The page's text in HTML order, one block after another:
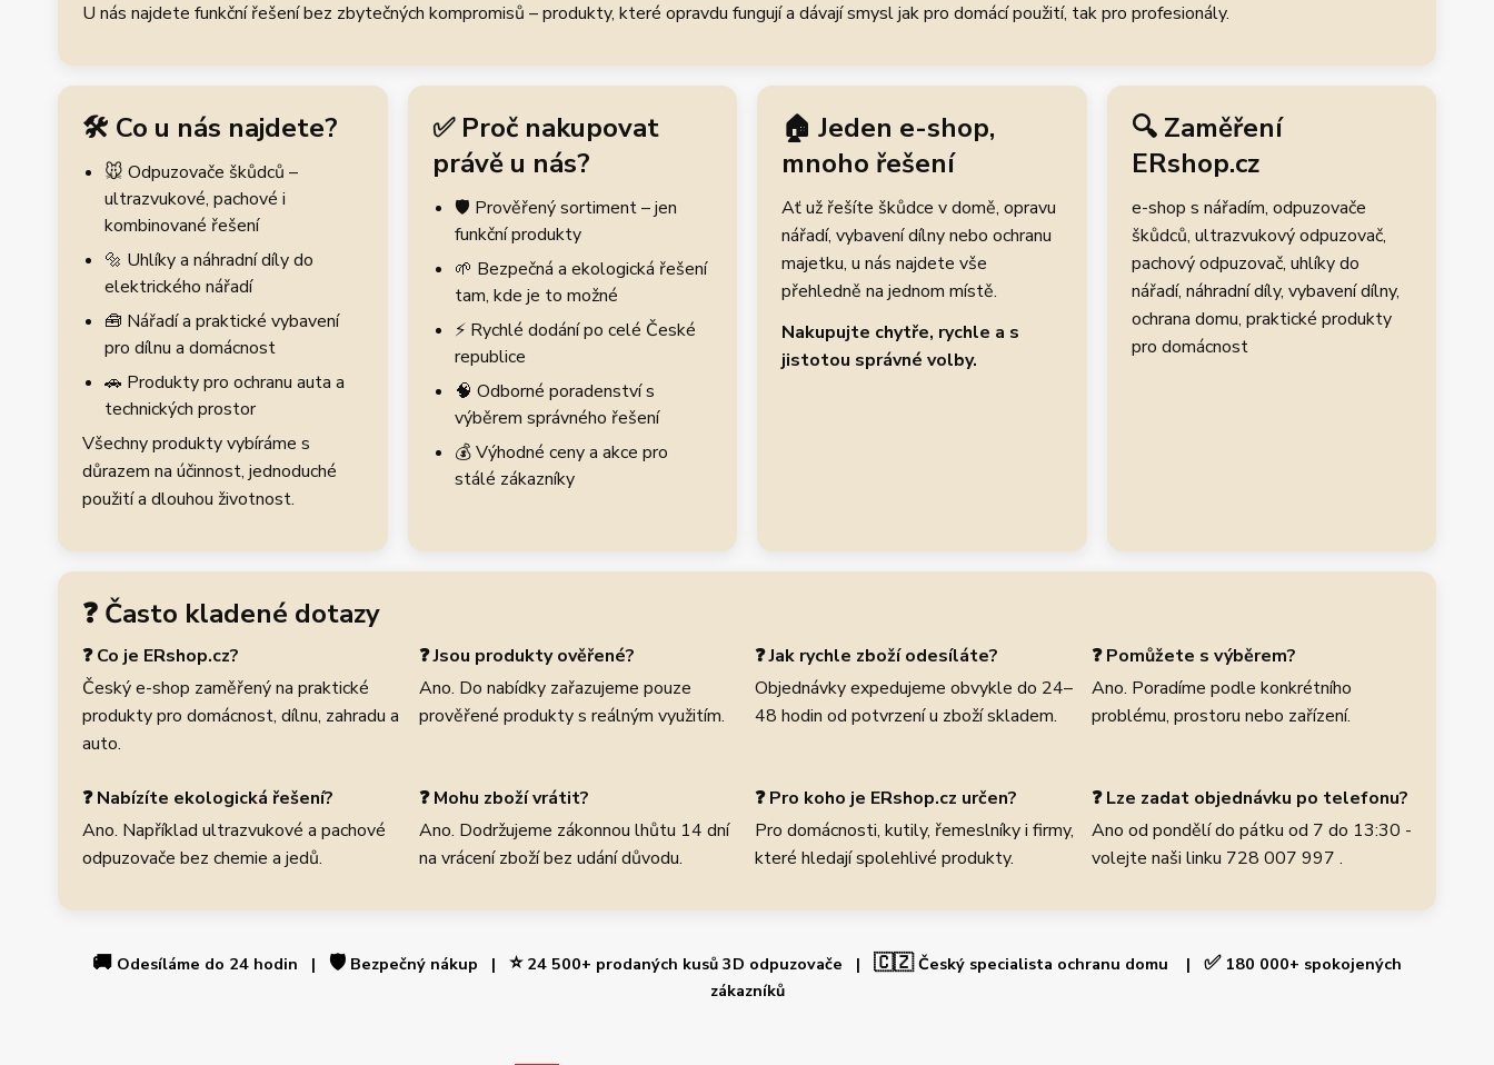
U nás najdete funkční řešení bez zbytečných kompromisů – produkty, které opravdu fungují a dávají smysl jak pro domácí použití, tak pro profesionály.
🛠️ Co u nás najdete?
🐭 Odpuzovače škůdců –
ultrazvukové, pachové i
kombinované řešení
🔩 Uhlíky a náhradní díly do
elektrického nářadí
🧰 Nářadí a praktické vybavení
pro dílnu a domácnost
🚗 Produkty pro ochranu auta a
technických prostor
Všechny produkty vybíráme s
důrazem na účinnost, jednoduché
použití a dlouhou životnost.
✅ Proč nakupovat
právě u nás?
🛡️ Prověřený sortiment – jen
funkční produkty
🌱 Bezpečná a ekologická řešení
tam, kde je to možné
⚡ Rychlé dodání po celé České
republice
🧠 Odborné poradenství s
výběrem správného řešení
💰 Výhodné ceny a akce pro
stálé zákazníky
🏠 Jeden e-shop,
mnoho řešení
Ať už řešíte škůdce v domě, opravu
nářadí, vybavení dílny nebo ochranu
majetku, u nás najdete vše
přehledně na jednom místě.
Nakupujte chytře, rychle a s
jistotou správné volby.
🔍 Zaměření
ERshop.cz
e-shop s nářadím, odpuzovače
škůdců, ultrazvukový odpuzovač,
pachový odpuzovač, uhlíky do
nářadí, náhradní díly, vybavení dílny,
ochrana domu, praktické produkty
pro domácnost
❓ Často kladené dotazy
❓ Co je ERshop.cz?
Český e-shop zaměřený na praktické
produkty pro domácnost, dílnu, zahradu a
auto.
❓ Jsou produkty ověřené?
Ano. Do nabídky zařazujeme pouze
prověřené produkty s reálným využitím.
❓ Jak rychle zboží odesíláte?
Objednávky expedujeme obvykle do 24–
48 hodin od potvrzení u zboží skladem.
❓ Pomůžete s výběrem?
Ano. Poradíme podle konkrétního
problému, prostoru nebo zařízení.
❓ Nabízíte ekologická řešení?
Ano. Například ultrazvukové a pachové
odpuzovače bez chemie a jedů.
❓ Mohu zboží vrátit?
Ano. Dodržujeme zákonnou lhůtu 14 dní
na vrácení zboží bez udání důvodu.
❓ Pro koho je ERshop.cz určen?
Pro domácnosti, kutily, řemeslníky i firmy,
které hledají spolehlivé produkty.
❓ Lze zadat objednávku po telefonu?
Ano od pondělí do pátku od 7 do 13:30 -
volejte naši linku 728 007 997 .
🚚 Odesíláme do 24 hodin | 🛡️ Bezpečný nákup | ⭐24 500+ prodaných kusů 3D odpuzovače | 🇨🇿Český specialista ochranu domu | ✅180 000+ spokojených
zákazníků